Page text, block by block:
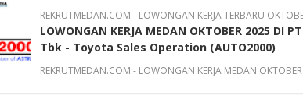
REKRUTMEDAN.COM - LOWONGAN KERJA TERBARU
LOWONGAN KERJA MEDAN OKTOBER 2025
Tbk - Toyota Sales Operation (AUTO2000)
REKRUTMEDAN.COM - LOWONGAN KERJA MEDAN